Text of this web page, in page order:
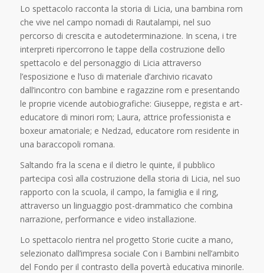
Lo spettacolo racconta la storia di Licia, una bambina rom
che vive nel campo nomadi di Rautalampi, nel suo
percorso di crescita e autodeterminazione. In scena, i tre
interpreti ripercorrono le tappe della costruzione dello
spettacolo e del personaggio di Licia attraverso
l’esposizione e l’uso di materiale d’archivio ricavato
dall’incontro con bambine e ragazzine rom e presentando
le proprie vicende autobiografiche: Giuseppe, regista e art-
educatore di minori rom; Laura, attrice professionista e
boxeur amatoriale; e Nedzad, educatore rom residente in
una baraccopoli romana.
Saltando fra la scena e il dietro le quinte, il pubblico
partecipa così alla costruzione della storia di Licia, nel suo
rapporto con la scuola, il campo, la famiglia e il ring,
attraverso un linguaggio post-drammatico che combina
narrazione, performance e video installazione.
Lo spettacolo rientra nel progetto Storie cucite a mano,
selezionato dall’impresa sociale Con i Bambini nell’ambito
del Fondo per il contrasto della povertà educativa minorile.